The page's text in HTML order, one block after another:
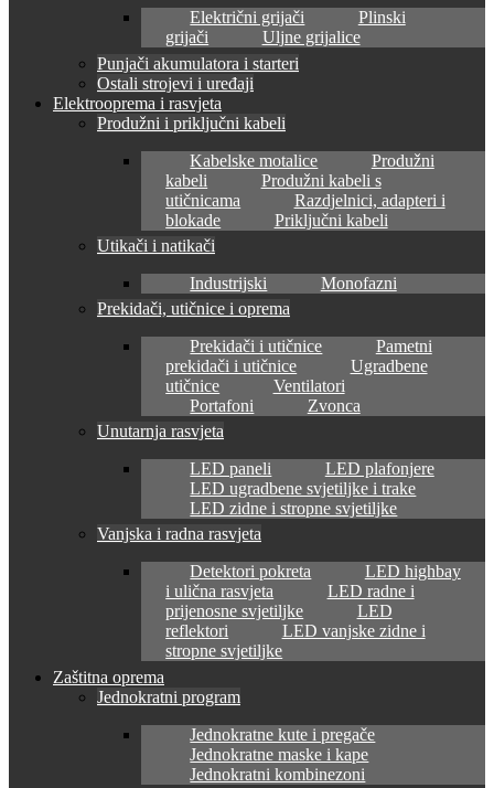
Električni grijači
Plinski
grijači
Uljne grijalice
Punjači akumulatora i starteri
Ostali strojevi i uređaji
Elektrooprema i rasvjeta
Produžni i priključni kabeli
Kabelske motalice
Produžni
kabeli
Produžni kabeli s
utičnicama
Razdjelnici, adapteri i
blokade
Priključni kabeli
Utikači i natikači
Industrijski
Monofazni
Prekidači, utičnice i oprema
Prekidači i utičnice
Pametni
prekidači i utičnice
Ugradbene
utičnice
Ventilatori
Portafoni
Zvonca
Unutarnja rasvjeta
LED paneli
LED plafonjere
LED ugradbene svjetiljke i trake
LED zidne i stropne svjetiljke
Vanjska i radna rasvjeta
Detektori pokreta
LED highbay
i ulična rasvjeta
LED radne i
prijenosne svjetiljke
LED
reflektori
LED vanjske zidne i
stropne svjetiljke
Zaštitna oprema
Jednokratni program
Jednokratne kute i pregače
Jednokratne maske i kape
Jednokratni kombinezoni